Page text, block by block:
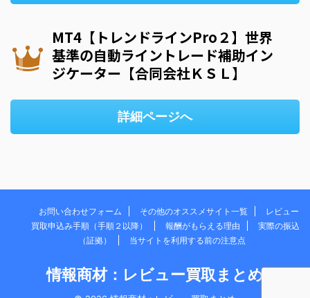
MT4【トレンドラインPro２】世界
基準の自動ライントレード補助イン
ジケーター【合同会社ＫＳＬ】
詳細ページへ
お問い合わせフォーム その他のオススメサイト一覧
レビュー
買取申込み手順（手順２以降）
報酬がもらえる理由
実際の振込
（証拠）
当サイトを利用する前の注意点
情報商材：レビュー買取まとめ